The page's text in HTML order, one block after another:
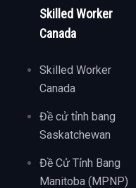
Skilled Worker
Canada
Skilled Worker
Canada
Đề cử tỉnh bang
Saskatchewan
Đề Cử Tỉnh Bang
Manitoba (MPNP)